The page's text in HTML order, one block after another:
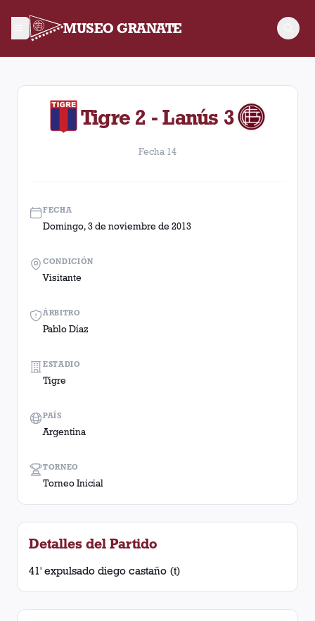
MUSEO GRANATE
Fecha 14. Partido entre Lanús y Tigre disputado el
Tigre 2 - Lanús 3
Fecha 14
FECHA
Domingo, 3 de noviembre de 2013
ÁRBITRO
Pablo Díaz
TORNEO
Torneo Inicial
CONDICIÓN
Visitante
ESTADIO
Tigre
PAÍS
Argentina
Detalles del Partido
41' expulsado diego castaño (t)